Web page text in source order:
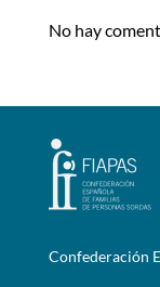
No hay
Confederación